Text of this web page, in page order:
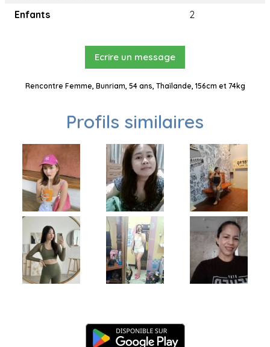
Enfants
2
Ecrire un message
Rencontre Femme, Bunriam, 54 ans, Thaïlande, 156cm et 74kg
Profils similaires